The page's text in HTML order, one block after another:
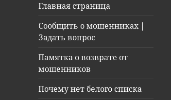
Главная страница
Сообщить о мошенниках |
Задать вопрос
Памятка о возврате от
мошенников
Почему нет белого списка